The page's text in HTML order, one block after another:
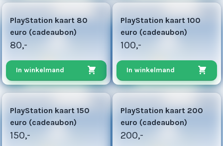
80
PlayStation kaart 80
euro (cadeaubon)
80,-
In winkelmand
200
PlayStation kaart 100
euro (cadeaubon)
100,-
In winkelmand
300
PlayStation kaart 150
euro (cadeaubon)
150,-
400
PlayStation kaart 200
euro (cadeaubon)
200,-